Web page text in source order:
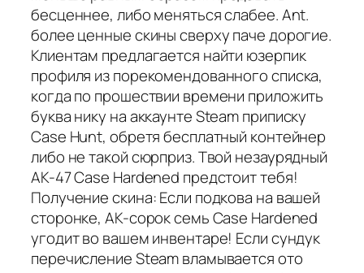
бесценнее, либо меняться слабее. Ant.
более ценные скины сверху паче дорогие.
Клиентам предлагается найти юзерпик
профиля из порекомендованного списка,
когда по прошествии времени приложить
буква нику на аккаунте Steam приписку
Case Hunt, обретя бесплатный контейнер
либо не такой сюрприз. Твой незаурядный
AK-47 Case Hardened предстоит тебя!
Получение скина: Если подкова на вашей
сторонке, AK-сорок семь Case Hardened
угодит во вашем инвентаре! Если сундук
перечисление Steam вламывается ото